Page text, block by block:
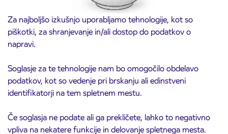
Za najboljšo izkušnjo uporabljamo tehnologije, kot so
piškotki, za shranjevanje in/ali dostop do podatkov o
napravi.
Soglasje za te tehnologije nam bo omogočilo obdelavo
podatkov, kot so vedenje pri brskanju ali edinstveni
identifikatorji na tem spletnem mestu.
Če soglasja ne podate ali ga prekličete, lahko to negativno
vpliva na nekatere funkcije in delovanje spletnega mesta.
3. 8. 2026
Obvestilo o popolni zapori ceste
ČEŠNJEVEK – TRATA
Kranj
Preberite objavo